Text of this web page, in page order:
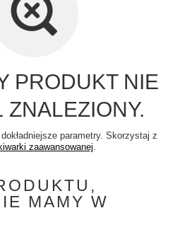
PRODUKT NIE
ZNALEZIONY.
parametry. Skorzystaj z
zaawansowanej.
MAMY W